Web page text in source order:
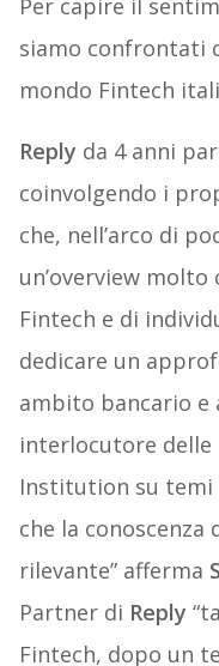
siamo confrontati
mondo Fintech
Reply da 4 anni
coinvolgendo i
che, nell’arco di
un’overview
Fintech e di
dedicare un
ambito bancario e
interlocutore delle
Institution su temi
che la conoscenza
rilevante” afferma
Partner di Reply
Fintech, dopo un